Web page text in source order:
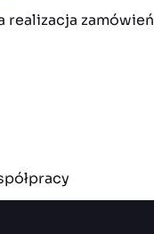
realizacja zamówień